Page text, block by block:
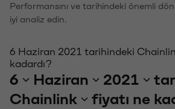
Performansını ve tarihindeki önemli
iyi analiz edin.
6 Haziran 2021 tarihindeki
kadardı?
6 Haziran 2021
Chainlink
fiyatı ne